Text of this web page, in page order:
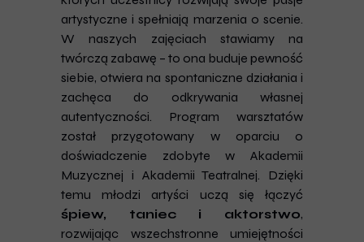
artystyczne i spełniają marzenia o scenie.
W naszych zajęciach stawiamy na
twórczą zabawę – to ona buduje pewność
siebie, otwiera na spontaniczne działania i
zachęca do odkrywania własnej
autentyczności. Program warsztatów
został przygotowany w oparciu o
doświadczenie zdobyte w Akademii
Muzycznej i Akademii Teatralnej. Dzięki
temu młodzi artyści uczą się łączyć
śpiew, taniec i aktorstwo,
rozwijając wszechstronne umiejętności